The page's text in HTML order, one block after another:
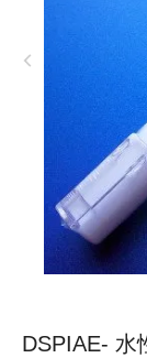
DSPIAE- 水